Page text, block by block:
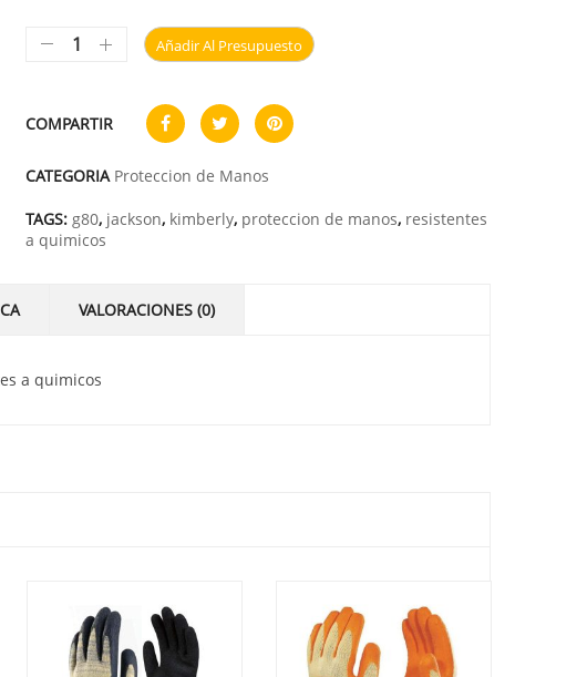
Añadir Al Presupuesto
COMPARTIR
CATEGORIA Proteccion de Manos
TAGS: g80, jackson, kimberly, proteccion de manos, resistentes
a quimicos
VALORACIONES (0)
a quimicos